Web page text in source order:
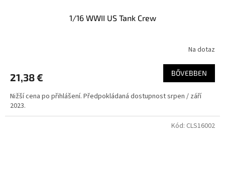
1/16 WWII US Tank Crew
Na dotaz
21,38 € BŐVEBBEN
Nižší cena po přihlášení. Předpokládaná dostupnost srpen / září
2023.
Kód: CLS16002